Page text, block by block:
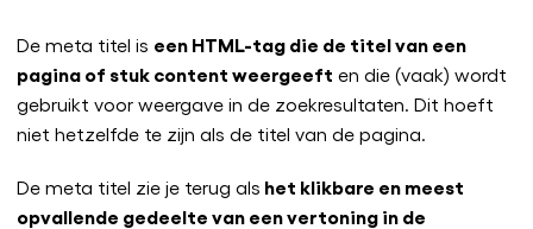
De meta titel is een HTML-tag die de titel van een
pagina of stuk content weergeeft en die (vaak) wordt
gebruikt voor weergave in de zoekresultaten. Dit hoeft
niet hetzelfde te zijn als de titel van de pagina.
De meta titel zie je terug als het klikbare en meest
opvallende gedeelte van een vertoning in de